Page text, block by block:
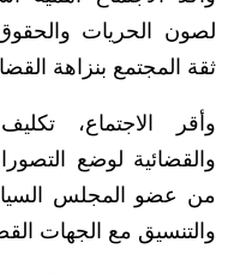
لصون الحريات
ثقة المجتمع بنزاهة
وأقر الاجتماع،
والقضائية لوضع
من عضو المجلس
والتنسيق مع الجهات